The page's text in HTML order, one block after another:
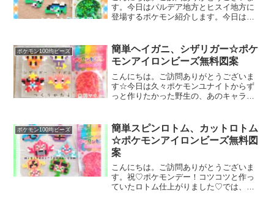
す。今日はパルデア地方とヒスイ地方に
登場するポケモン紹介します。今日はピ
た。では、本題へ↓今日の作品☆バスラオ
今回は、みずタイ...
ポケモン100均ビーズ
簡単ヘイガニ、シザリガー☆ポケ
モンアイロンビーズ無料図案
こんにちは。ご訪問ありがとうございま
す☆今日は久々ポケモンユナイトからず
っと作りたかった野生の、あのキャラ作
色のポケモンスコルピ、ドガースを百均
アイロンビーズで作りま...
ポケモン100均ビーズ
簡単スピンロトム、カットロトム
☆ポケモンアイロンビーズ無料図
案
こんにちは。ご訪問ありがとうございま
す。祝♡ポケモンデー！コツコツと作っ
ていたロトム仕上がりました♡では、本